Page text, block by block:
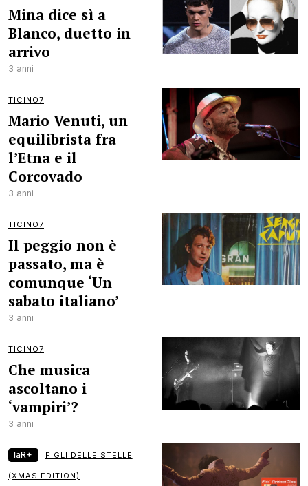
Mina dice sì a
Blanco, duetto in
arrivo
3 anni
TICINO7
Mario Venuti, un
equilibrista fra
l’Etna e il
Corcovado
3 anni
TICINO7
Il peggio non è
passato, ma è
comunque ‘Un
sabato italiano’
3 anni
TICINO7
Che musica
ascoltano i
‘vampiri’?
3 anni
laR+ FIGLI DELLE STELLE
(XMAS EDITION)